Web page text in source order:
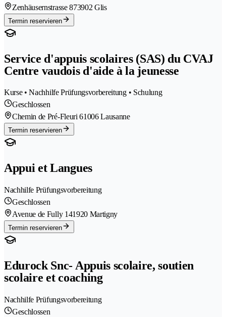
Zenhäusernstrasse 873902 Glis
Termin reservieren
Service d'appuis scolaires (SAS) du CVAJ
Centre vaudois d'aide à la jeunesse
Kurse • Nachhilfe Prüfungsvorbereitung • Schulung
Geschlossen
Chemin de Pré-Fleuri 61006 Lausanne
Termin reservieren
Appui et Langues
Nachhilfe Prüfungsvorbereitung
Geschlossen
Avenue de Fully 141920 Martigny
Termin reservieren
Edurock Snc- Appuis scolaire, soutien
scolaire et coaching
Nachhilfe Prüfungsvorbereitung
Geschlossen